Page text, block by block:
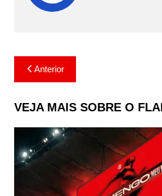
Navegação
de
Post
Anterior
VEJA MAIS SOBRE O